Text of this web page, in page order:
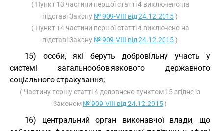
( Пункт 13 частини першої статті 4 виключено на
підставі Закону № 909-VIII від 24.12.2015)
( Пункт 14 частини першої статті 4 виключено на
підставі Закону № 909-VIII від 24.12.2015)
15) особи, які беруть добровільну участь у
системі загальнообов'язкового державного
соціального страхування;
( Частину першу статті 4 доповнено пунктом 15 згідно із
Законом № 909-VIII від 24.12.2015)
16) центральний орган виконавчої влади, що